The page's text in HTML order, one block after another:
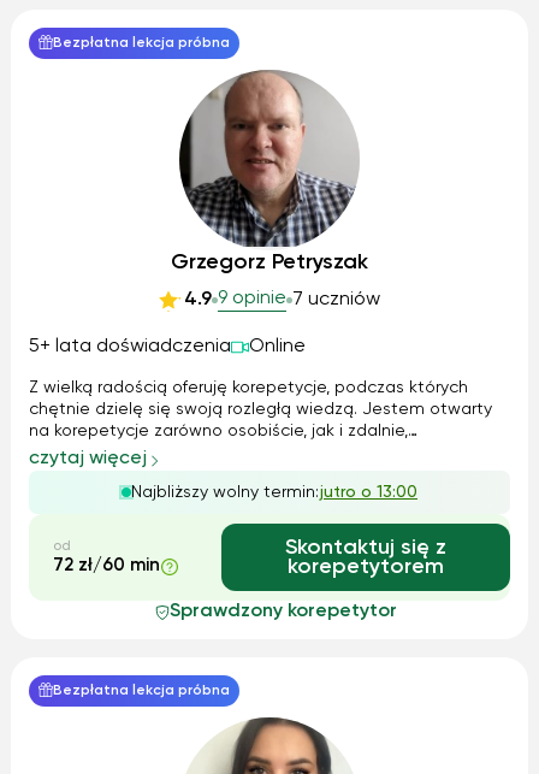
Bezpłatna lekcja próbna
Grzegorz Petryszak
4.9 9 opinie 7 uczniów
5+ lata doświadczenia Online
Z wielką radością oferuję korepetycje, podczas których
chętnie dzielę się swoją rozległą wiedzą. Jestem otwarty
na korepetycje zarówno osobiście, jak i zdalnie,
dostosowując się do potrzeb i preferencji ucznia.
Specjalizuję się w języku niemieckim, a moje metody
opierają się na praktycznej komunikac...
czytaj więcej
Najbliższy wolny termin:jutro o 13:00
od
72 zł/60 min
Skontaktuj się z
korepetytorem
Sprawdzony korepetytor
Bezpłatna lekcja próbna